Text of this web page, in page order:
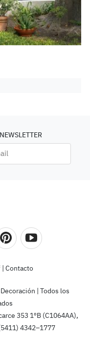
| Contacto
| Todos los
353 1ºB (C1064AA),
4342–1777